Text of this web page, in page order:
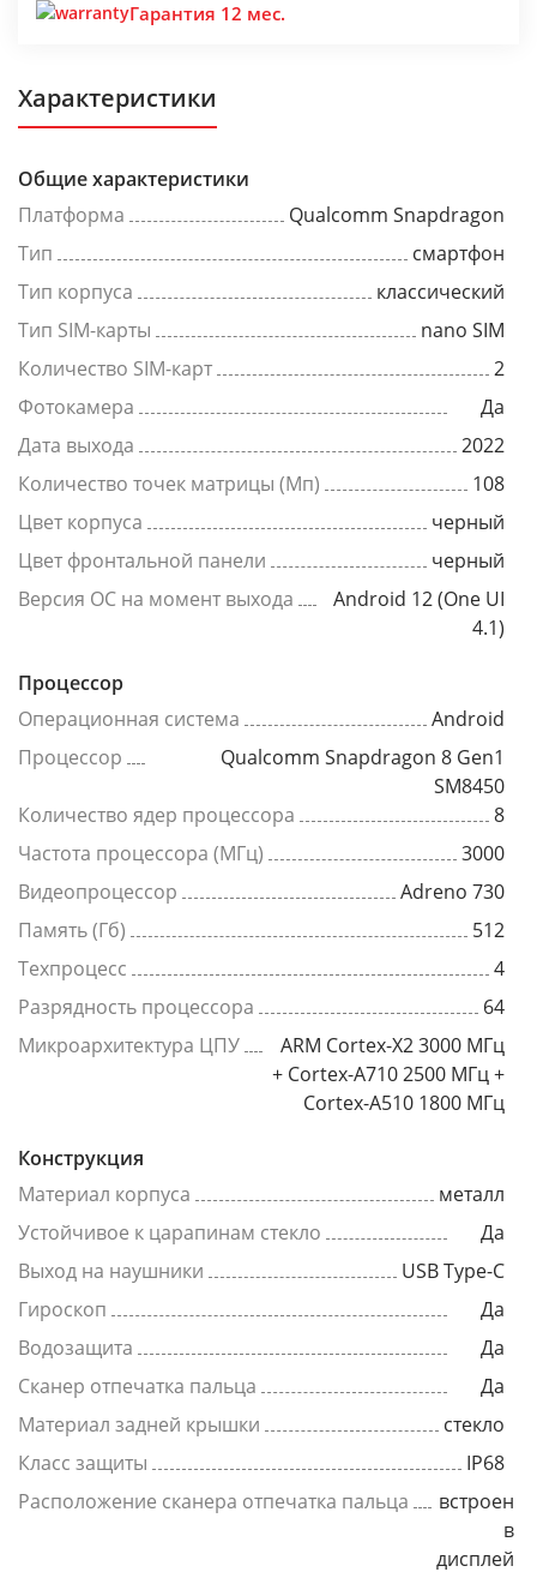
Гарантия 12 мес.
Характеристики
Общие характеристики
Платформа
Qualcomm Snapdragon
Тип
смартфон
Тип корпуса
классический
Тип SIM-карты
nano SIM
Количество SIM-карт
2
Фотокамера
Да
Дата выхода
2022
Количество точек матрицы (Мп)
108
Цвет корпуса
черный
Цвет фронтальной панели
черный
Версия ОС на момент выхода
Android 12 (One UI
4.1)
Процессор
Операционная система
Android
Процессор
Qualcomm Snapdragon 8 Gen1
SM8450
Количество ядер процессора
8
Частота процессора (МГц)
3000
Видеопроцессор
Adreno 730
Память (Гб)
512
Техпроцесс
4
Разрядность процессора
64
Микроархитектура ЦПУ
ARM Cortex-X2 3000 МГц
+ Cortex-A710 2500 МГц +
Cortex-A510 1800 МГц
Конструкция
Материал корпуса
металл
Устойчивое к царапинам стекло
Да
Выход на наушники
USB Type-C
Гироскоп
Да
Водозащита
Да
Сканер отпечатка пальца
Да
Материал задней крышки
стекло
Класс защиты
IP68
Расположение сканера отпечатка пальца
встроен
в
дисплей